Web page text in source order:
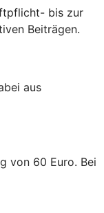
bis zur
Beiträgen.
aus
von 60 Euro. Bei